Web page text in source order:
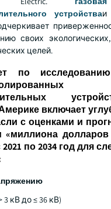
устройстваи
своих
целей.
по
включает
с оценками и
«миллиона
по 2034 год для
кВ до ≤ 36 кВ)